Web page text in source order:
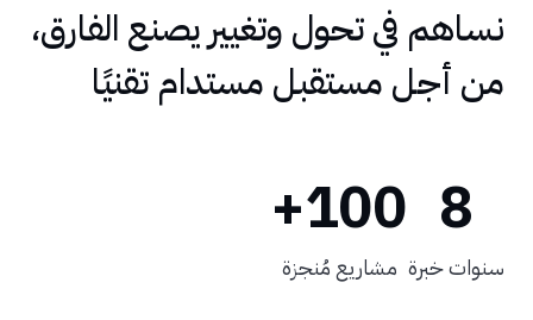
نساهم في تحول وتغيير يصنع الفارق،
من أجل مستقبل مستدام تقنيًا
8
سنوات خبرة
100+
مشاريع مُنجزة